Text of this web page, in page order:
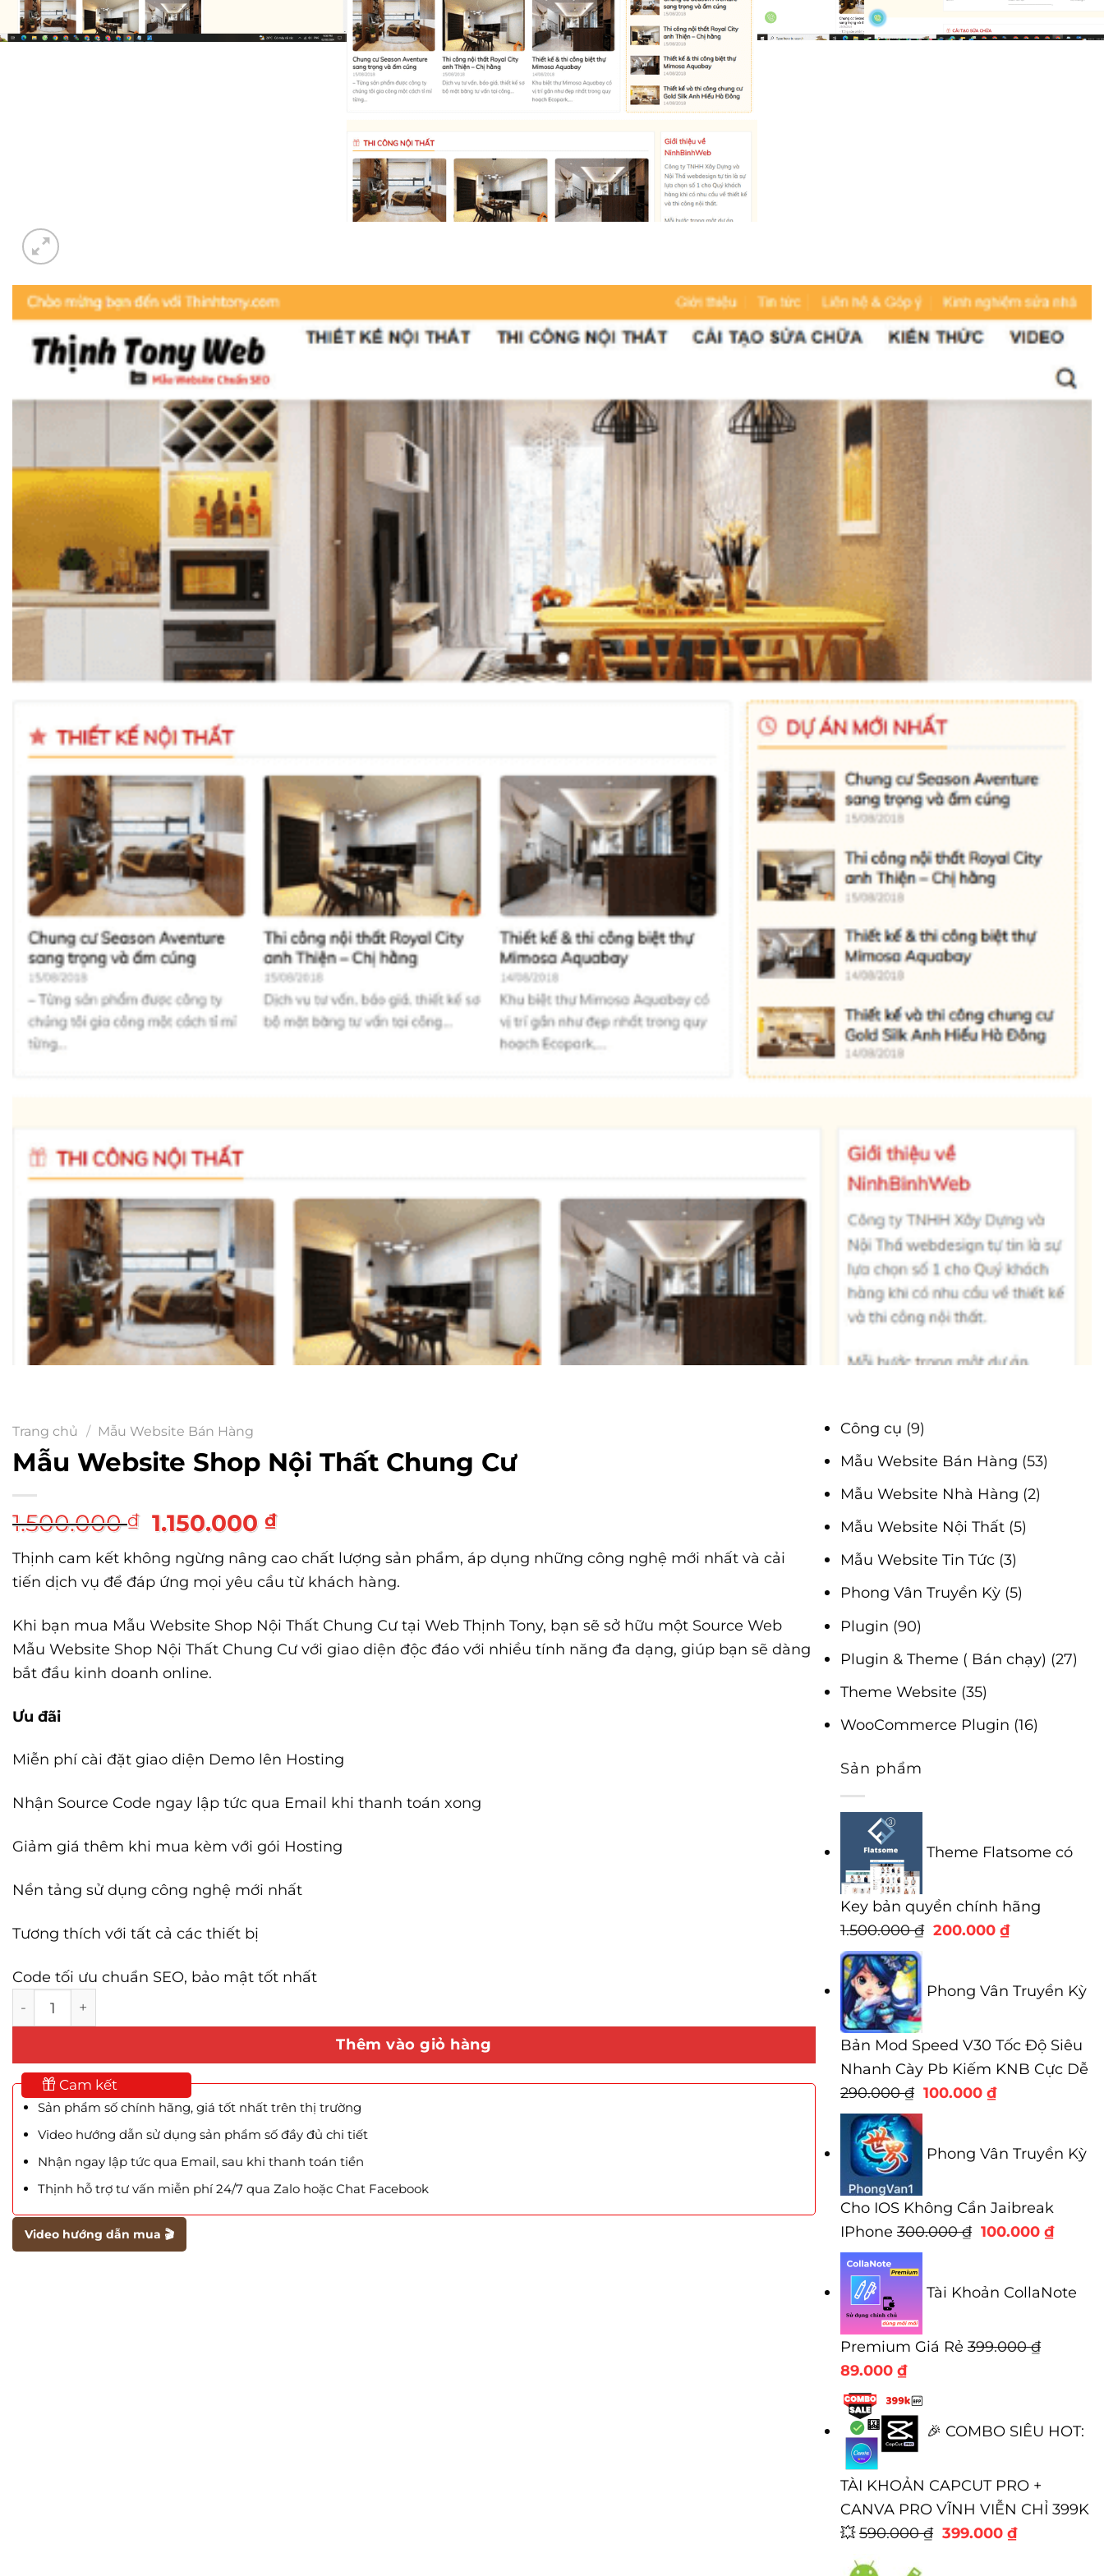
Trang chủ / Mẫu Website Bán Hàng
Mẫu Website Shop Nội Thất Chung Cư
1.500.000₫ Giá
là:
1.500.000 ₫.
1.150.000₫Giá
hiện
tại
là:
Thịnh cam kết không ngừng nâng cao chất lượng sản phẩm, áp dụng những công nghệ mới nhất và cải
tiến dịch vụ để đáp ứng mọi yêu cầu từ khách hàng.
Khi bạn mua Mẫu Website Shop Nội Thất Chung Cư tại Web Thịnh Tony, bạn sẽ sở hữu một Source Web
Mẫu Website Shop Nội Thất Chung Cư với giao diện độc đáo với nhiều tính năng đa dạng, giúp bạn sẽ dàng
bắt đầu kinh doanh online.
Ưu đãi
Miễn phí cài đặt giao diện Demo lên Hosting
Nhận Source Code ngay lập tức qua Email khi thanh toán xong
Giảm giá thêm khi mua kèm với gói Hosting
Nền tảng sử dụng công nghệ mới nhất
Tương thích với tất cả các thiết bị
Code tối ưu chuẩn SEO, bảo mật tốt nhất
Thêm vào giỏ hàng
Cam kết
Sản phẩm số chính hãng, giá tốt nhất trên thị trường
Video hướng dẫn sử dụng sản phẩm số đầy đủ chi tiết
Nhận ngay lập tức qua Email, sau khi thanh toán tiền
Thịnh hỗ trợ tư vấn miễn phí 24/7 qua Zalo hoặc Chat Facebook
Video hướng dẫn mua 🎬
Công cụ (9)
Mẫu Website Bán Hàng (53)
Mẫu Website Nhà Hàng (2)
Mẫu Website Nội Thất (5)
Mẫu Website Tin Tức (3)
Phong Vân Truyền Kỳ (5)
Plugin (90)
Plugin & Theme ( Bán chạy) (27)
Theme Website (35)
WooCommerce Plugin (16)
Sản phẩm
Theme Flatsome có
Key bản quyền chính hãng
1.500.000₫ Giá
1.500.000 ₫.
200.000 ₫Giá
là:
Phong Vân Truyền Kỳ
Bản Mod Speed V30 Tốc Độ Siêu
Nhanh Cày Pb Kiếm KNB Cực Dễ
290.000₫ Giá
gốc
là:
290.000 ₫.
100.000 ₫Giá
là:
Phong Vân Truyền Kỳ
Cho IOS Không Cần Jaibreak
IPhone 300.000₫ Giá
300.000 ₫.
100.000 ₫Giá
là:
Tài Khoản CollaNote
Premium Giá Rẻ 399.000₫
Giá
gốc
là:
399.000 ₫.
89.000 ₫Giá
hiện
tại
là:
🎉 COMBO SIÊU HOT:
TÀI KHOẢN CAPCUT PRO +
CANVA PRO VĨNH VIỄN CHỈ 399K
💥 590.000₫ Giá
399.000 ₫Giá